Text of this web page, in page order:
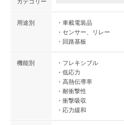
車載電装品
センサー、リレー
回路基板
フレキシブル
低応力
高熱伝導率
耐衝撃性
衝撃吸収
応力緩和